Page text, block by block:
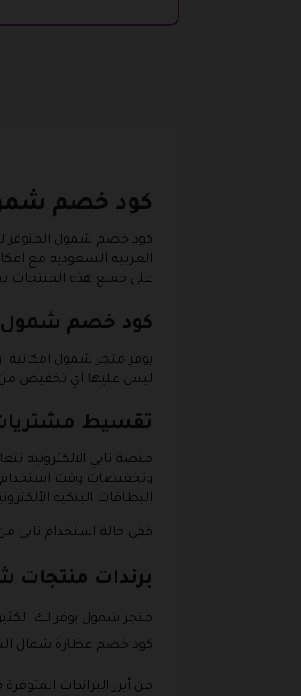
كود خصم
كود خصم شمول المتوفر
العربيه السعوديه مع
على جميع هذه
كود خصم شمول 10%
ليس عليها اي تخفيض من
تقسيط
منصة تابي
وتخفيضات وقت استخدام
البطاقات البنكيه
ففي حالة استخدام تابي
برندات منتجات
متجر شمول يوفر لك
كود خصم عطارة شمال
من أبرز البراندات